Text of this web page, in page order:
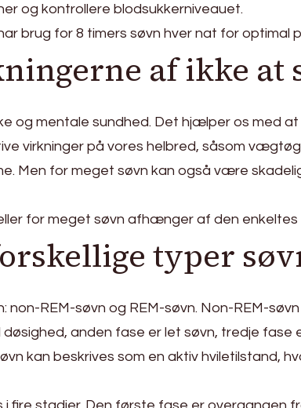
og kontrollere blodsukkerniveauet.
brug for 8 timers søvn hver nat for
af ikke at
og mentale sundhed. Det hjælper os med
virkninger på vores helbred, såsom
Men for meget søvn kan også være
for meget søvn afhænger af den enkeltes
typer
non-REM-søvn og REM-søvn. Non-REM-
anden fase er let søvn, tredje fase
kan beskrives som en aktiv hviletilstand,